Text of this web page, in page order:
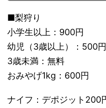
■梨狩り
小学生以上：900円
幼児（3歳以上）：500円
3歳未満：無料
おみやげ1kg：600円
ナイフ：デポジット200